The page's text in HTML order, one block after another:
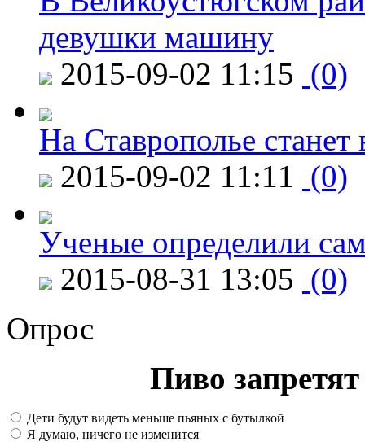
девушки машину
2015-09-02 11:15 (0)
На Ставрополье
2015-09-02 11:11 (0)
Ученые определили
2015-08-31 13:05 (0)
Опрос
Пиво
Дети будут видеть меньше пьяных с бутылкой
Я думаю, ничего не изменится